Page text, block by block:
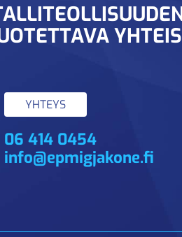
YHTEYS
06 414 0454
info@epmigjakone.fi